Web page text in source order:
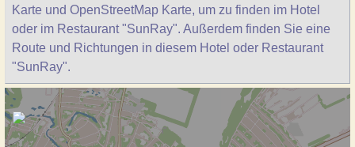
Karte und OpenStreetMap Karte, um zu finden im Hotel
oder im Restaurant "SunRay". Außerdem finden Sie eine
Route und Richtungen in diesem Hotel oder Restaurant
"SunRay".